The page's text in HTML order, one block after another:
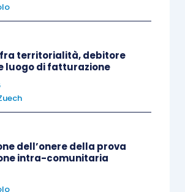
aggiunge, inoltre, un’importante
le pubbliche amministrazioni
rifiutare la fattura nei casi
informativi possono essere
le procedure di variazionedi
descritti,
territorialità, debitore
luogo di fatturazione
dell’onere della prova
intra-comunitaria